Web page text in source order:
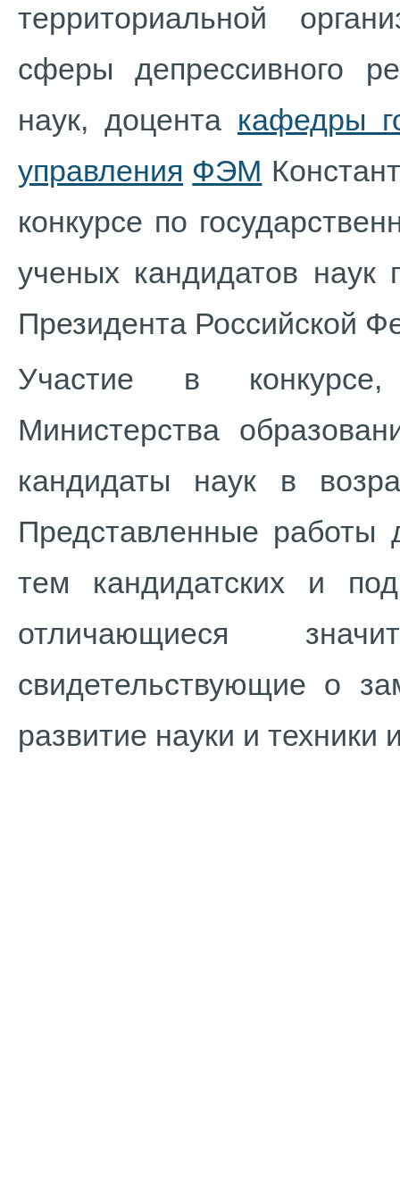
территориальной
сферы депрессивного
наук, доцента кафедры
управления ФЭМ
конкурсе по
ученых кандидатов наук
Президента Российской
Участие в
Министерства
кандидаты наук в
Представленные
тем кандидатских и
отличающиеся
свидетельствующие о
развитие науки и